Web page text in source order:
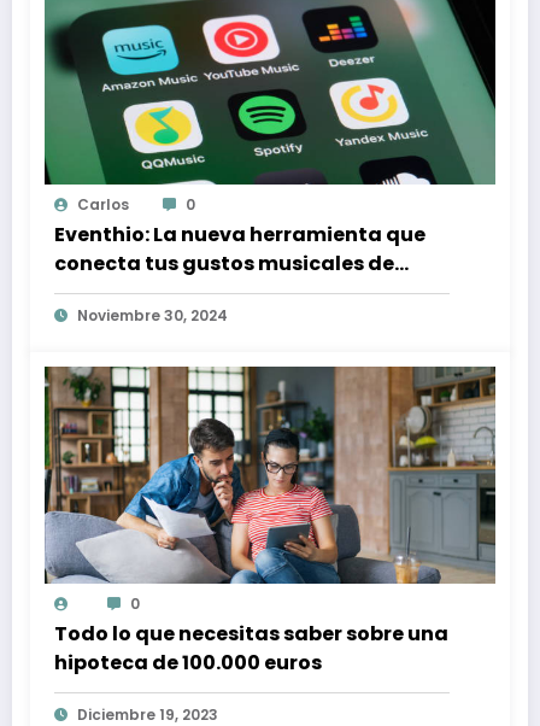
Carlos 0
Eventhio: La nueva herramienta que
conecta tus gustos musicales de
Spotify con conciertos en tu zona
Noviembre 30, 2024
0
Todo lo que necesitas saber sobre una
hipoteca de 100.000 euros
Diciembre 19, 2023